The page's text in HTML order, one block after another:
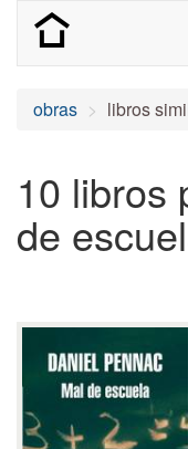
obras libros
10 libros
de